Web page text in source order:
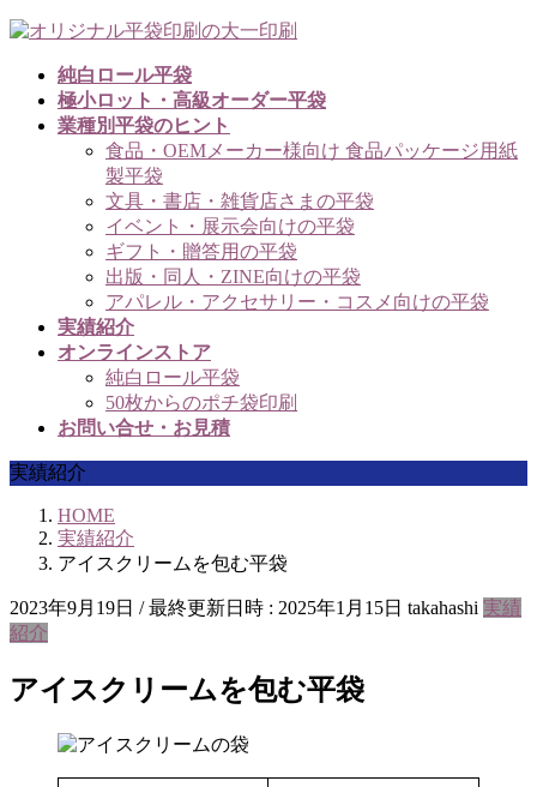
コ
ナ
純白ロール平袋
極小ロット・高級オーダー平袋
業種別平袋のヒント
食品・OEMメーカー様向け 食品パッケージ用紙
製平袋
文具・書店・雑貨店さまの平袋
イベント・展示会向けの平袋
ギフト・贈答用の平袋
出版・同人・ZINE向けの平袋
アパレル・アクセサリー・コスメ向けの平袋
実績紹介
オンラインストア
純白ロール平袋
50枚からのポチ袋印刷
お問い合せ・お見積
実績紹介
HOME
実績紹介
アイスクリームを包む平袋
2023年9月19日 / 最終更新日時 : 2025年1月15日 takahashi 実績
紹介
アイスクリームを包む平袋